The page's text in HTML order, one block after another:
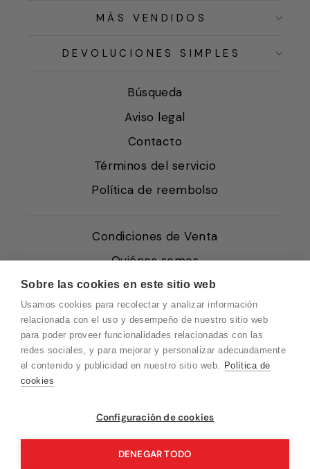
Sobre las cookies en este sitio web
Usamos cookies para recolectar y analizar información
relacionada con el uso y desempeño de nuestro sitio web
para poder proveer funcionalidades relacionadas con las
redes sociales, y para mejorar y personalizar adecuadamente
el contenido y publicidad en nuestro sitio web. Política de
cookies
Configuración de cookies
DENEGAR TODO
MÁS VENDIDOS
DEVOLUCIONES SIMPLES
Búsqueda
Aviso legal
Contacto
Términos del servicio
Política de reembolso
Condiciones de Venta
Quiénes somos
Política de Cookies
Protección de Datos
Blog EN
Blog FR
Vuelvo en un momento. Recuerda que
nuestro horario de atención al cliente es de